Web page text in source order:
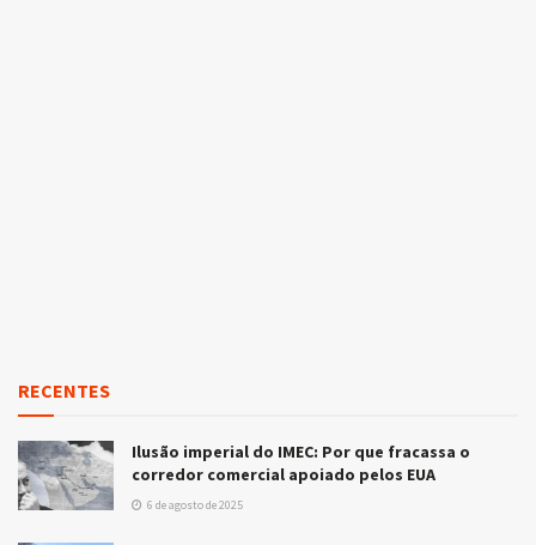
RECENTES
Ilusão imperial do IMEC: Por que fracassa o
corredor comercial apoiado pelos EUA
6 de agosto de 2025